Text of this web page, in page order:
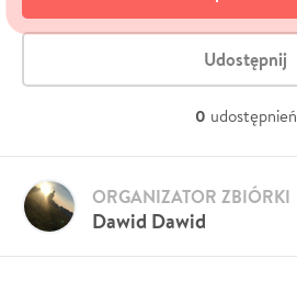
Udostępnij
0 udostępnień
Dawid Dawid
ORGANIZATOR ZBIÓRKI